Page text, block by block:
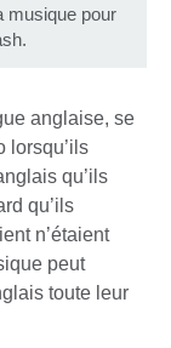
musique pour
anglaise, se
lorsqu’ils
qu’ils
qu’ils
n’étaient
peut
toute leur